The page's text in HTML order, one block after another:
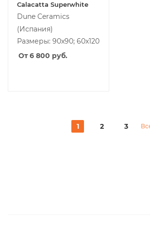
Calacatta Superwhite
Dune Ceramics
(Испания)
Размеры: 90x90; 60x120
От 6 800 руб.
1 2 3